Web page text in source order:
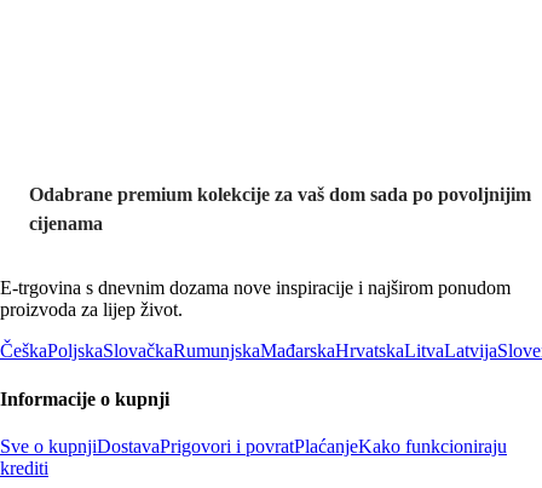
Odabrane premium kolekcije za vaš dom sada po povoljnijim
cijenama
E-trgovina s dnevnim dozama nove inspiracije i najširom ponudom
proizvoda za lijep život.
ČeškaPoljskaSlovačkaRumunjskaMađarskaHrvatskaLitvaLatvija
Informacije o kupnji
Sve o kupnjiDostavaPrigovori i povratPlaćanjeKako funkcioniraju
krediti